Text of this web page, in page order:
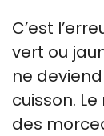
C’est
vert ou
ne
cuisson.
des